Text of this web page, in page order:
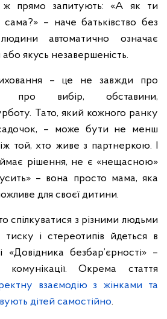
ж прямо запитують: «А як ти
– наче батьківство без
автоматично означає
якусь незавершеність.
– це не завжди про
про вибір, обставини,
Тато, який кожного ранку
– може бути не менш
той, хто живе з партнеркою. І
рішення, не є «нещасною»
– вона просто мама, яка
для своєї дитини.
спілкуватися з різними людьми
і стереотипів йдеться в
«Довідника безбар’єрності» –
Окрема стаття
взаємодію з жінками та
дітей самостійно.